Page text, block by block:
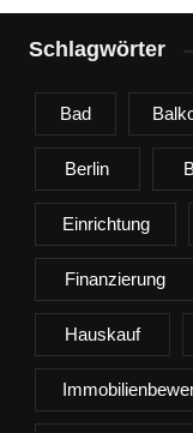
Schlagwörter
Bad
Berlin
Einrichtung
Finanzierung
Hauskauf